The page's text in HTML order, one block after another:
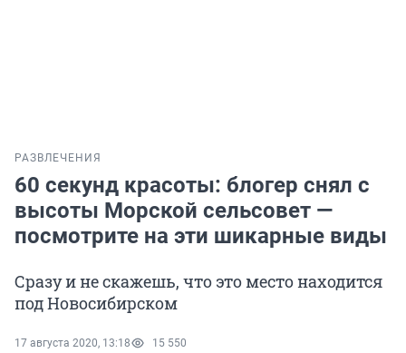
РАЗВЛЕЧЕНИЯ
60 секунд красоты: блогер снял с
высоты Морской сельсовет —
посмотрите на эти шикарные виды
Сразу и не скажешь, что это место находится
под Новосибирском
17 августа 2020, 13:18 15 550